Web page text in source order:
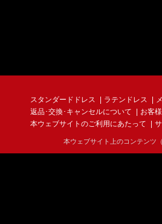
スタンダードドレス ラテンドレス
返品･交換･キャンセルについて
お客
本ウェブサイトのご利用にあたって
本ウェブサイト上のコンテンツ